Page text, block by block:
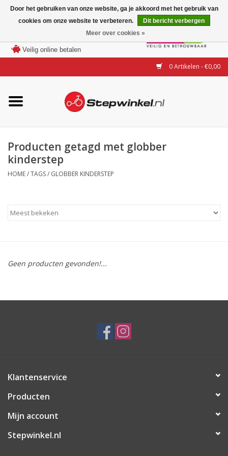
Veilig online betalen
0 Artikelen - €0,00
Merken
Modellen
Accessoires
Steps huren of uitproberen
Producten getagd met globber
kinderstep
HOME/TAGS/ GLOBBER KINDERSTEP
Geen producten gevonden!...
Klantenservice
Producten
Mijn account
Stepwinkel.nl
Door het gebruiken van onze website, ga je akkoord met het gebruik van
cookies om onze website te verbeteren.
Dit bericht verbergen
Meer over cookies »